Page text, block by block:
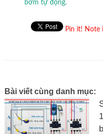
bơm tự động.
Pin it! Note
Bài viết cùng danh mục: